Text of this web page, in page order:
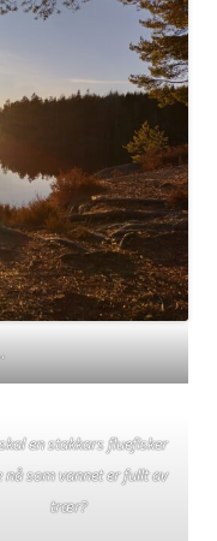
en stakkars fluefisker
nå som vannet er fullt av
trær?